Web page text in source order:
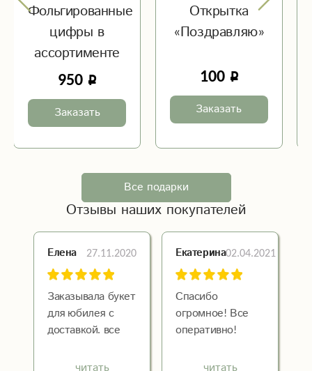
Фольгированные
цифры в
ассортименте
950
Заказать
Открытка
«Поздравляю»
100
Заказать
Все подарки
Отзывы наших покупателей
Елена 27.11.2020
Заказывала букет
для юбилея с
доставкой. все
просто вчитать
Екатерина02.04.2021
Спасибо
огромное! Все
оперативно!
букета доволен!
читать